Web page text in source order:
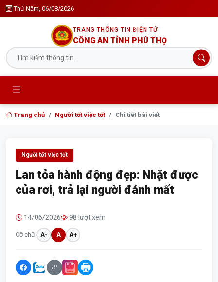
Thứ Năm, 06/08/2026
TRANG THÔNG TIN ĐIỆN TỬ
CÔNG AN TỈNH PHÚ THỌ
Trang chủ Người tốt việc tốt Chi tiết bài viết
Người tốt việc tốt
Lan tỏa hành động đẹp: Nhặt được
của rơi, trả lại người đánh mất
14/06/2026 98 lượt xem
Cỡ chữ: A- A A+